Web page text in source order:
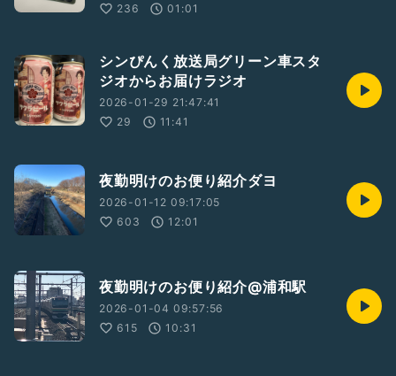
236
01:01
シンぴんく放送局グリーン車スタ
ジオからお届けラジオ
2026-01-29 21:47:41
29
11:41
夜勤明けのお便り紹介ダヨ
2026-01-12 09:17:05
603
12:01
夜勤明けのお便り紹介@浦和駅
2026-01-04 09:57:56
615
10:31